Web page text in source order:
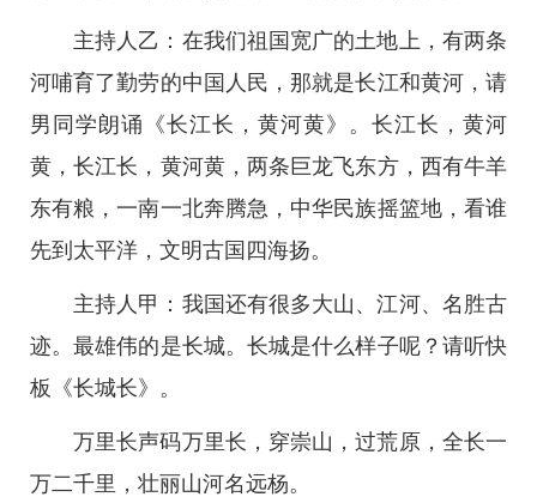
主持人乙：在我们祖国宽广的土地上，有两条
河哺育了勤劳的中国人民，那就是长江和黄河，请
男同学朗诵《长江长，黄河黄》。长江长，黄河
黄，长江长，黄河黄，两条巨龙飞东方，西有牛羊
东有粮，一南一北奔腾急，中华民族摇篮地，看谁
先到太平洋，文明古国四海扬。
主持人甲：我国还有很多大山、江河、名胜古
迹。最雄伟的是长城。长城是什么样子呢？请听快
板《长城长》。
万里长声码万里长，穿崇山，过荒原，全长一
万二千里，壮丽山河名远杨。